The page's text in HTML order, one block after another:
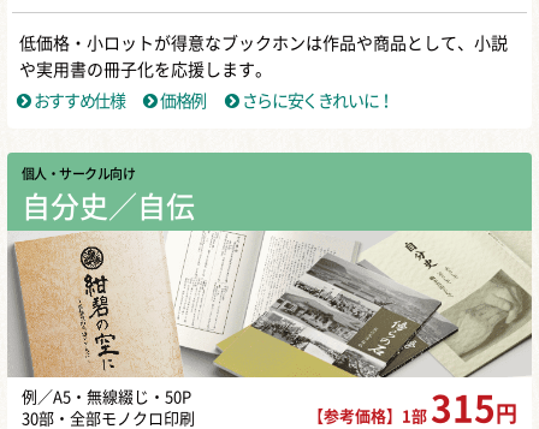
低価格・小ロットが得意なブックホンは作品や商品として、小説
や実用書の冊子化を応援します。
おすすめ仕様
価格例 さらに安くきれいに！
個人・サークル向け
自分史／自伝
例／A5・無線綴じ・50P
30部・全部モノクロ印刷
【参考価格】1部 315 円